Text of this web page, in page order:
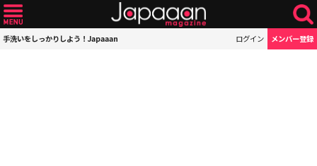
手洗いをしっかりしよう！Japaaan ログイン メンバー登録